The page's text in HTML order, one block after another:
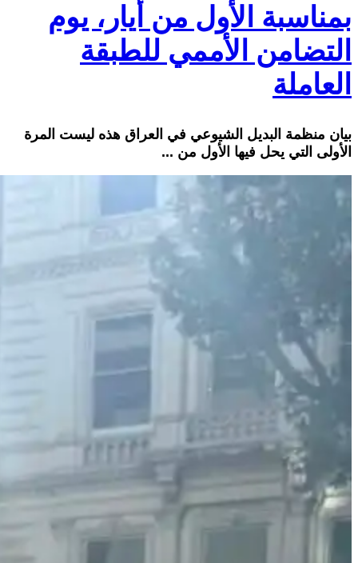
بمناسبة الأول من أيار، يوم
التضامن الأممي للطبقة
العاملة
بيان منظمة البديل الشيوعي في العراق هذه ليست المرة
الأولى التي يحل فيها الأول من ...